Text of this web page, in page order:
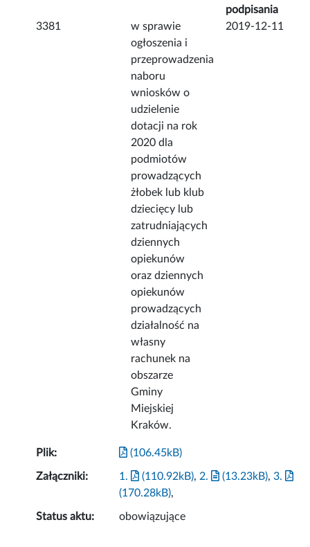
podpisania
3381
w sprawie
ogłoszenia i
przeprowadzenia
naboru
wniosków o
udzielenie
dotacji na rok
2020 dla
podmiotów
prowadzących
żłobek lub klub
dziecięcy lub
zatrudniających
dziennych
opiekunów
oraz dziennych
opiekunów
prowadzących
działalność na
własny
rachunek na
obszarze
Gminy
Miejskiej
Kraków.
2019-12-11
Plik: (106.45kB)
Załączniki: 1. (110.92kB), 2. (13.23kB),3.
(170.28kB),
Status aktu: obowiązujące